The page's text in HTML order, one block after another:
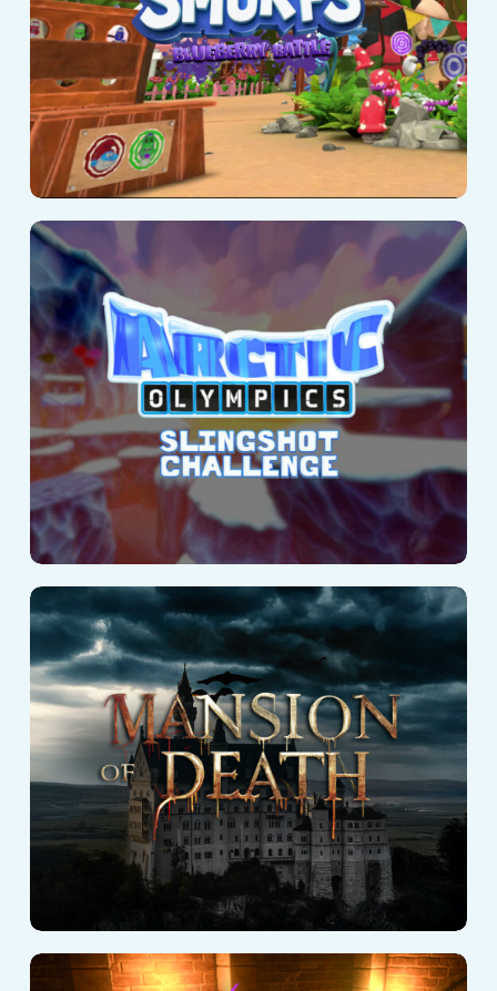
Arctic Olympics –
Slingshot
Challenge
Mansión de la
Muerte